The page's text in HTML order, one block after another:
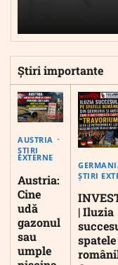
Știri importante
AUSTRIA
ȘTIRI
EXTERNE
Austria:
Cine
udă
gazonul
sau
umple
ȘTIRI
| Iluzia
spatele